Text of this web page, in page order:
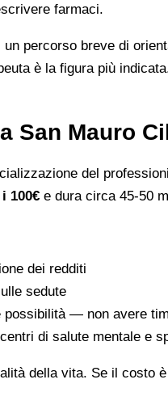
farmaci.
percorso breve di
è la figura più
San Mauro
del
100€ e dura circa 45-50
dei redditi
sedute
— non avere
di salute mentale e
della vita. Se il costo